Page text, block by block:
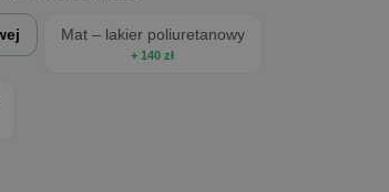
i zapewnia dodatkową ochronę powierzchni.
Mat – lakier poliuretanowy
+ 140 zł